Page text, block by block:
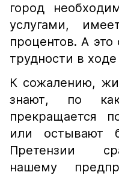
город
услугами,
процентов. А
трудности в ходе
К сожалению,
знают, по
прекращается
или остывают
Претензии
нашему